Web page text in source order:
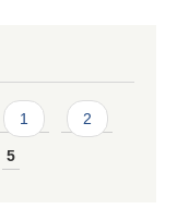
1 2
5